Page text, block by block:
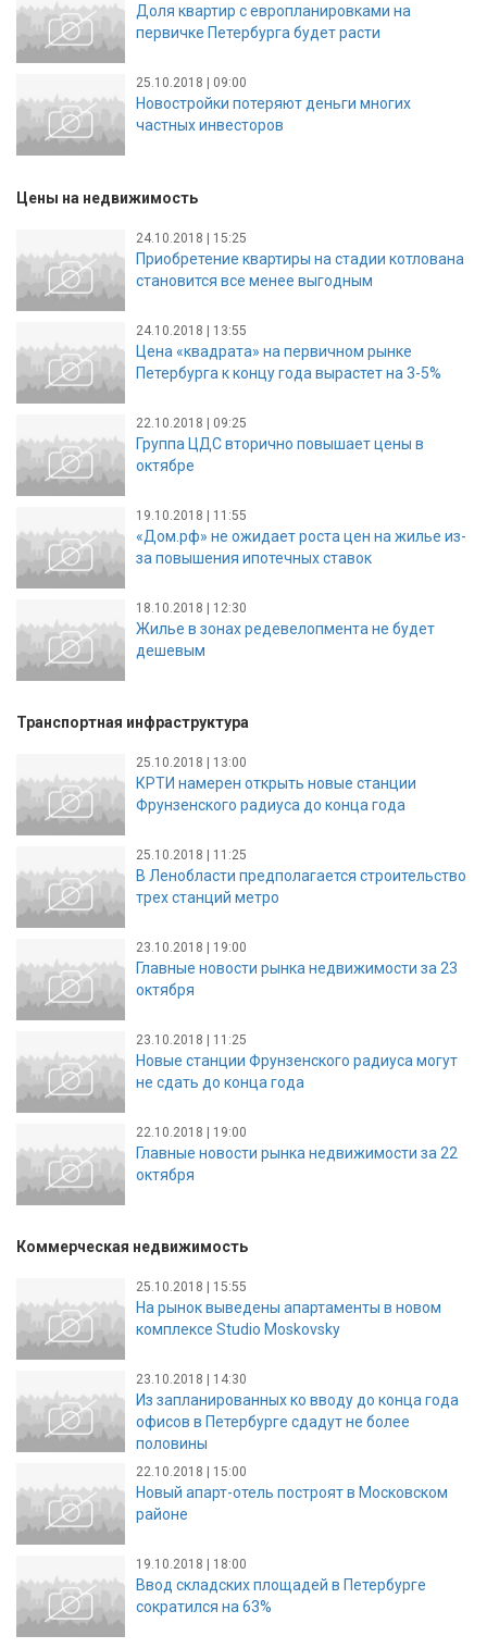
Доля квартир с европланировками на
первичке Петербурга будет расти
25.10.2018 | 09:00
Новостройки потеряют деньги многих
частных инвесторов
Цены на недвижимость
24.10.2018 | 15:25
Приобретение квартиры на стадии котлована
становится все менее выгодным
24.10.2018 | 13:55
Цена «квадрата» на первичном рынке
Петербурга к концу года вырастет на 3-5%
22.10.2018 | 09:25
Группа ЦДС вторично повышает цены в
октябре
19.10.2018 | 11:55
«Дом.рф» не ожидает роста цен на жилье из-
за повышения ипотечных ставок
18.10.2018 | 12:30
Жилье в зонах редевелопмента не будет
дешевым
Транспортная инфраструктура
25.10.2018 | 13:00
КРТИ намерен открыть новые станции
Фрунзенского радиуса до конца года
25.10.2018 | 11:25
В Ленобласти предполагается строительство
трех станций метро
23.10.2018 | 19:00
Главные новости рынка недвижимости за 23
октября
23.10.2018 | 11:25
Новые станции Фрунзенского радиуса могут
не сдать до конца года
22.10.2018 | 19:00
Главные новости рынка недвижимости за 22
октября
Коммерческая недвижимость
25.10.2018 | 15:55
На рынок выведены апартаменты в новом
комплексе Studio Moskovsky
23.10.2018 | 14:30
Из запланированных ко вводу до конца года
офисов в Петербурге сдадут не более
половины
22.10.2018 | 15:00
Новый апарт-отель построят в Московском
районе
19.10.2018 | 18:00
Ввод складских площадей в Петербурге
сократился на 63%